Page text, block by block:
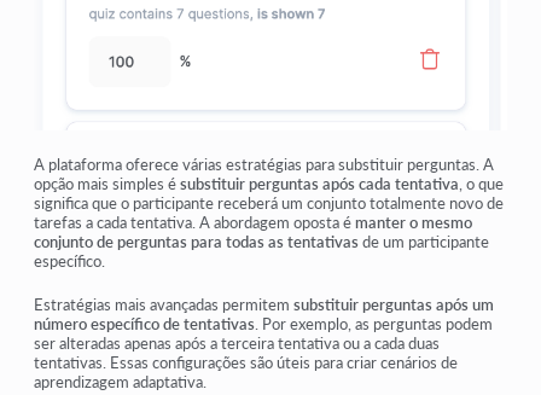
A plataforma oferece várias estratégias para substituir perguntas. A
opção mais simples ésubstituir perguntas após cada tentativa , o que
significa que o participante receberá um conjunto totalmente novo de
tarefas a cada tentativa. A abordagem oposta émanter o mesmo
conjunto de perguntas para todas as tentativasde um participante
específico.
Estratégias mais avançadas permitem substituir perguntas após um
número específico de tentativas . Por exemplo, as perguntas podem
ser alteradas apenas após a terceira tentativa ou a cada duas
tentativas. Essas configurações são úteis para criar cenários de
aprendizagem adaptativa.